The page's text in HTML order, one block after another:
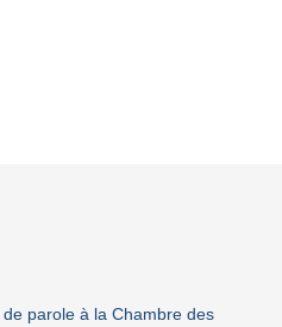
parole à la Chambre des